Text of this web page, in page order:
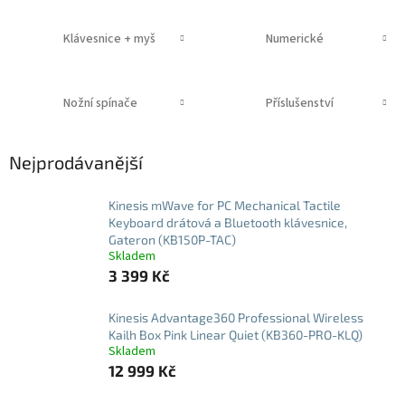
Klávesnice + myš Numerické
Nožní spínače Příslušenství
Nejprodávanější
Kinesis mWave for PC Mechanical Tactile
Keyboard drátová a Bluetooth klávesnice,
Gateron (KB150P-TAC)
Skladem
3 399 Kč
Kinesis Advantage360 Professional Wireless
Kailh Box Pink Linear Quiet (KB360-PRO-KLQ)
Skladem
12 999 Kč